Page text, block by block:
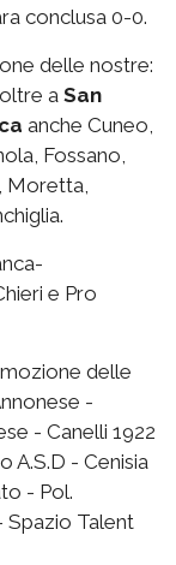
conclusa 0-0.
delle nostre:
a San
anche Cuneo,
Fossano,
Moretta,
e Pro
delle
-
- Canelli 1922
A.S.D - Cenisia
- Pol.
Spazio Talent